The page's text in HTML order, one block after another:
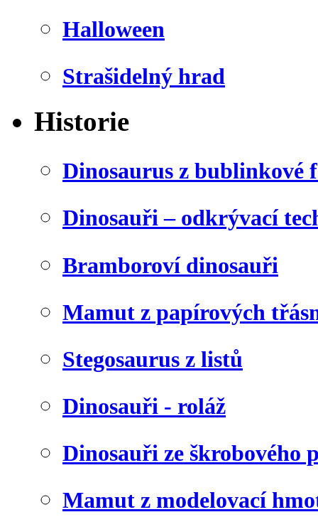
Halloween
Strašidelný hrad
Historie
Dinosaurus z bublinkové
Dinosauři – odkrývací
Bramboroví dinosauři
Mamut z papírových
Stegosaurus z listů
Dinosauři - roláž
Dinosauři ze škrobového
Mamut z modelovací